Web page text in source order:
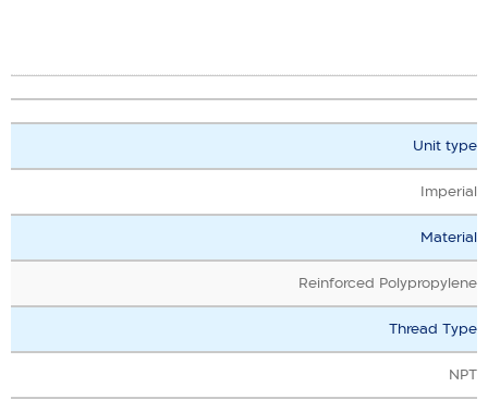
Unit type
Imperial
Material
Reinforced Polypropylene
Thread Type
NPT